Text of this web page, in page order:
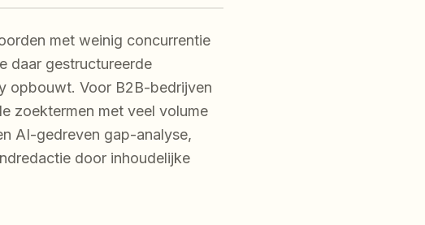
met weinig concurrentie
daar gestructureerde
opbouwt. Voor B2B-bedrijven
zoektermen met veel volume
AI-gedreven gap-analyse,
door inhoudelijke